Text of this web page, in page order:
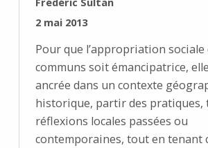
PUBLIÉ SUR :
2 mai 2013
Pour que l’appropriation sociale
communs soit émancipatrice,
ancrée dans un contexte
historique, partir des
réflexions locales passées ou
contemporaines, tout en tenant